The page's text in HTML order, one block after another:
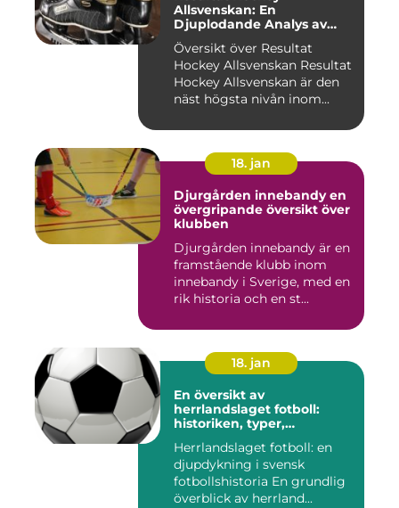
Allsvenskan: En
Djuplodande Analys av
Sveriges Mest Populära
Ishockeyliga
Översikt över Resultat
Hockey Allsvenskan Resultat
Hockey Allsvenskan är den
näst högsta nivån inom...
18. jan
Djurgården innebandy en
övergripande översikt över
klubben
Djurgården innebandy är en
framstående klubb inom
innebandy i Sverige, med en
rik historia och en st...
18. jan
En översikt av
herrlandslaget fotboll:
historiken, typer,
Herrlandslaget fotboll: en
djupdykning i svensk
fotbollshistoria En grundlig
överblick av herrland...